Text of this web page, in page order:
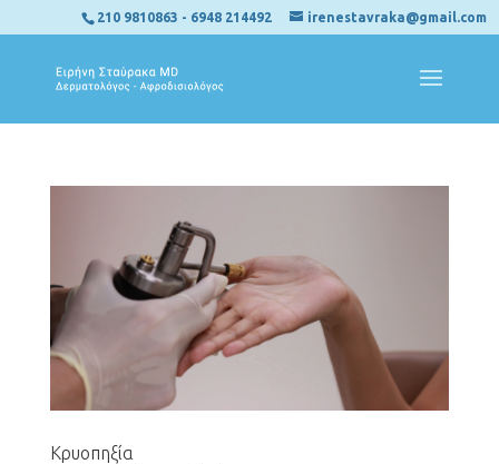
210 9810863 - 6948 214492 irenestavraka@gmail.com
Κρυοπηξία